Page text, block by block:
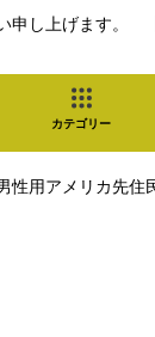
申し上げます
カテゴリー
性用アメリカ先住